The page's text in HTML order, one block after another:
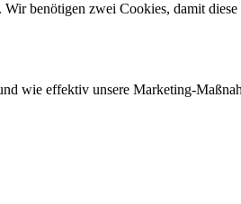
benötigen zwei Cookies, damit
wie effektiv unsere Marketing-